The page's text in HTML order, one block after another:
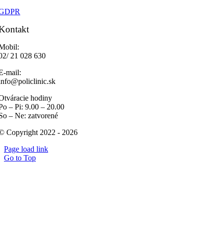
21 028 630
mail:
hodiny
– Pi: 9.00 – 20.00
– Ne: zatvorené
Copyright 2022 - 2026
Page load link
Go to Top